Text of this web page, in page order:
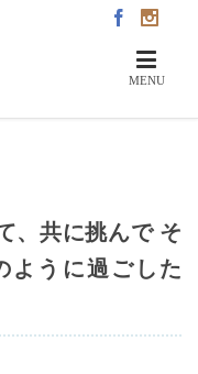
、共に挑んで そ
ように過ごした